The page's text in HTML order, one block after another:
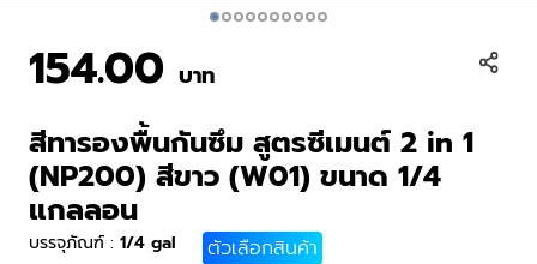
154.00 บาท
สีทารองพื้นกันซึม สูตรซีเมนต์ 2 in 1
(NP200) สีขาว (W01) ขนาด 1/4
แกลลอน
บรรจุภัณฑ์ : 1/4 gal ตัวเลือกสินค้า